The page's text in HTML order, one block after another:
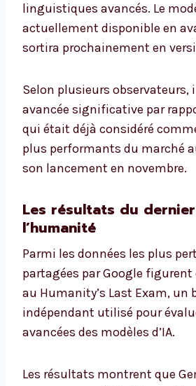
linguistiques avancés. Le
actuellement disponible en
sortira prochainement en
Selon plusieurs observateurs,
avancée significative par
qui était déjà considéré
plus performants du marché
son lancement en novembre.
Les résultats du
l’humanité
Parmi les données les plus
partagées par Google figurent
au Humanity’s Last Exam, un
indépendant utilisé pour
avancées des modèles d’IA.
Les résultats montrent que